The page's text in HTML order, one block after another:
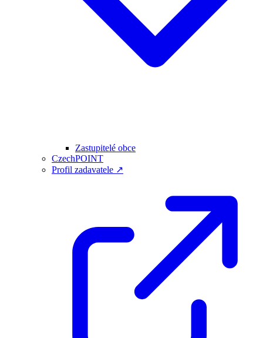
Zastupitelé obce
CzechPOINT
Profil zadavatele ↗